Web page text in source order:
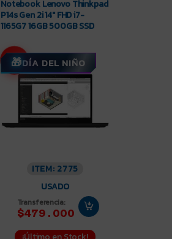
Notebook Lenovo Thinkpad
P14s Gen 2i 14″ FHD i7-
1165G7 16GB 500GB SSD
-17%DÍA DEL NIÑO
ITEM: 2775
USADO
Transferencia:
$479.000